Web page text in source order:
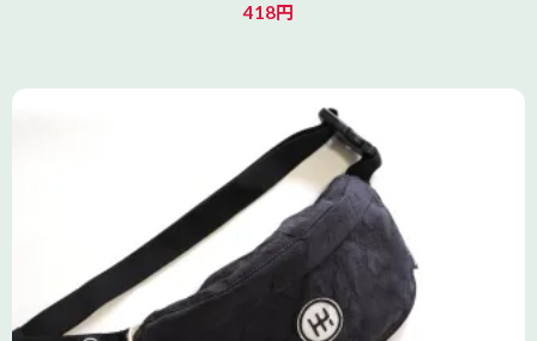
418円